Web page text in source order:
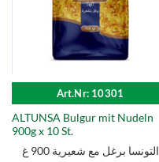
Art.Nr: 10301
ALTUNSA Bulgur mit Nudeln
900g x 10 St.
التونسا برغل مع شعيرية 900 غ